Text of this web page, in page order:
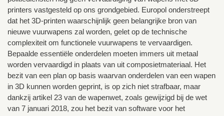
printers vastgesteld op ons grondgebied. Europol onderstreept
dat het 3D-printen waarschijnlijk geen belangrijke bron van
nieuwe vuurwapens zal worden, gelet op de technische
complexiteit om functionele vuurwapens te vervaardigen.
Bepaalde essentiële onderdelen moeten immers uit metaal
worden vervaardigd in plaats van uit composietmateriaal. Het
bezit van een plan op basis waarvan onderdelen van een wapen
in 3D kunnen worden geprint, is op zich niet strafbaar, maar
dankzij artikel 23 van de wapenwet, zoals gewijzigd bij de wet
van 7 januari 2018, zou het bezit van software voor het